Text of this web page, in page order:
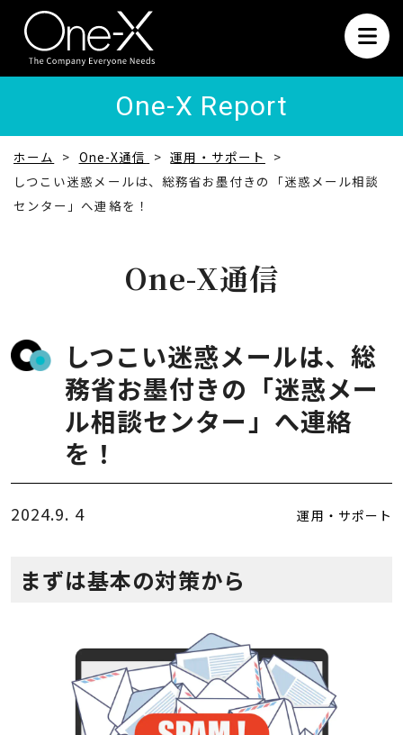
One-X Report
ホーム One-X通信
運用・サポート
しつこい迷惑メールは、総務省お墨付きの「迷惑メール相談
センター」へ連絡を！
One-X通信
しつこい迷惑メールは、総
務省お墨付きの「迷惑メー
ル相談センター」へ連絡
を！
2024.9. 4 運用・サポート
まずは基本の対策から